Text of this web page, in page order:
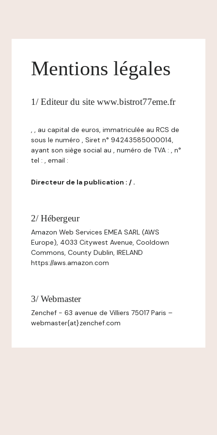
Mentions légales
1/ Editeur du site www.bistrot77eme.fr
, , au capital de euros, immatriculée au RCS de
sous le numéro , Siret n° 94243585000014,
ayant son siège social au , numéro de TVA : , n°
tel : , email :
Directeur de la publication : / .
2/ Hébergeur
Amazon Web Services EMEA SARL (AWS
Europe), 4033 Citywest Avenue, Cooldown
Commons, County Dublin, IRELAND
https://aws.amazon.com
3/ Webmaster
Zenchef - 63 avenue de Villiers 75017 Paris –
webmaster{at}zenchef.com